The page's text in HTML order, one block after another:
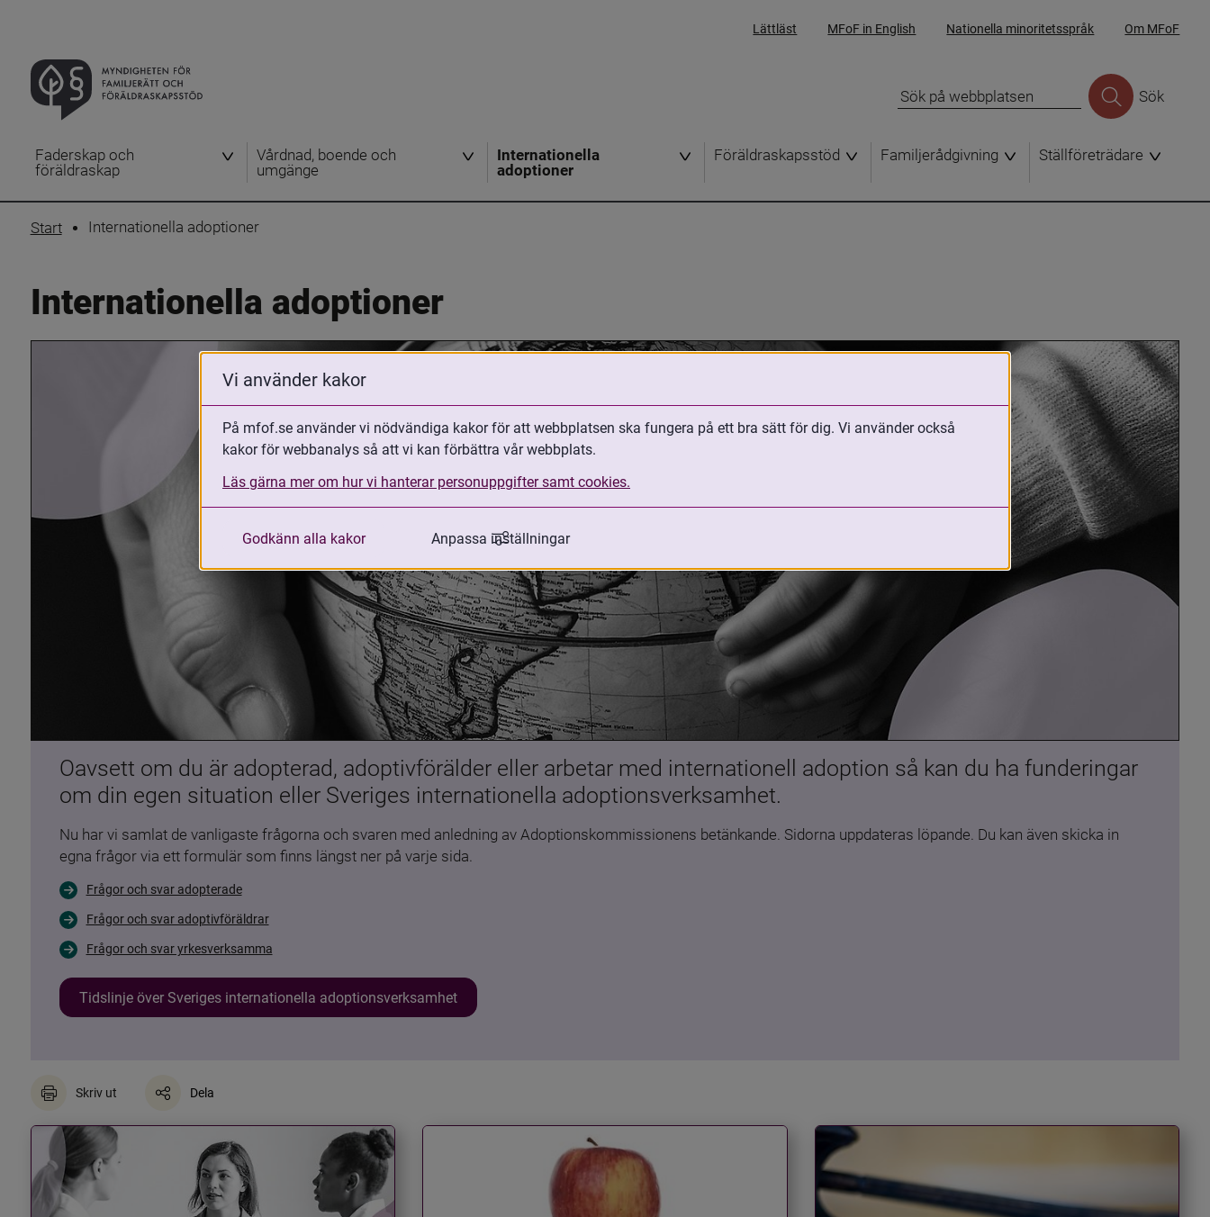
Lättläst MFoF in English Nationella minoritetsspråk Om MFoF
Sök
Faderskap och
föräldraskap
Vårdnad, boende och
umgänge
Internationella
adoptioner
Föräldraskapsstöd Familjerådgivning Ställföreträdare
Start Internationella adoptioner
Internationella adoptioner
Oavsett om du är adopterad, adoptivförälder eller arbetar med internationell adoption så kan du ha funderingar
om din egen situation eller Sveriges internationella adoptionsverksamhet.
Nu har vi samlat de vanligaste frågorna och svaren med anledning av Adoptionskommissionens betänkande. Sidorna uppdateras löpande. Du kan även skicka in
egna frågor via ett formulär som finns längst ner på varje sida.
Frågor och svar adopterade
Frågor och svar adoptivföräldrar
Frågor och svar yrkesverksamma
Tidslinje över Sveriges internationella adoptionsverksamhet
Skriv ut Dela
Vi använder kakor
På mfof.se använder vi nödvändiga kakor för att webbplatsen ska fungera på ett bra sätt för dig. Vi använder också
kakor för webbanalys så att vi kan förbättra vår webbplats.
Läs gärna mer om hur vi hanterar personuppgifter samt cookies.
Godkänn alla kakor Anpassa inställningar